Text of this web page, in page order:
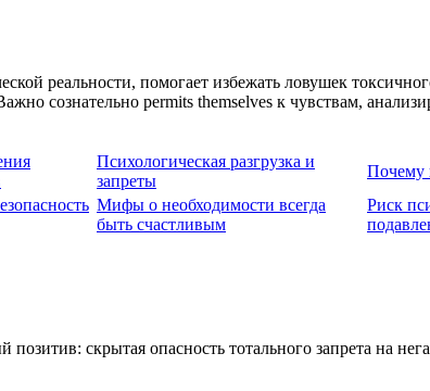
реальности, помогает избежать ловушек
сознательно permits themselves к чувствам,
Психологическая разгрузка и
запреты
Почему
Мифы о необходимости всегда
быть счастливым
Риск